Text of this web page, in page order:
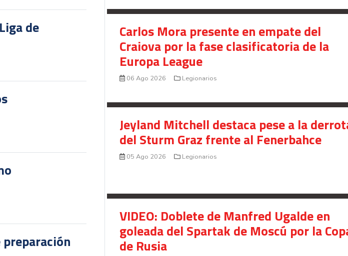
CCSS detectó más de ₡2.000
millones en salarios no
reportados durante
fiscalizaciones a clubes de
fútbol
de
preparación
Carlos Mora presente en empate del
Craiova por la fase clasificatoria de la
Europa League
06 Ago 2026 Legionarios
Jeyland Mitchell destaca pese a la
del Sturm Graz frente al Fenerbahce
05 Ago 2026 Legionarios
VIDEO: Doblete de Manfred Ugalde en
goleada del Spartak de Moscú por la
de Rusia